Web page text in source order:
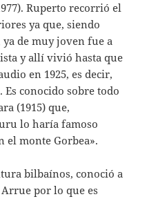
Ruperto recorrió el
ya que, siendo
de muy joven fue a
y allí vivió hasta que
en 1925, es decir,
Es conocido sobre todo
(1915) que,
lo haría famoso
el monte Gorbea».
bilbaínos, conoció a
por lo que es